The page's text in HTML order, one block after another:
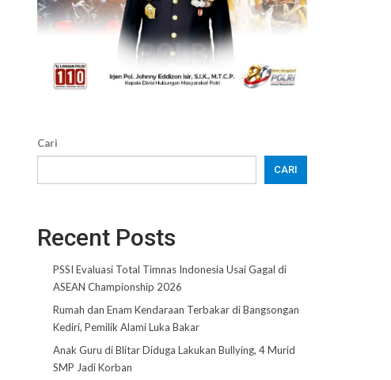
Cari
CARI
Recent Posts
PSSI Evaluasi Total Timnas Indonesia Usai Gagal di
ASEAN Championship 2026
Rumah dan Enam Kendaraan Terbakar di Bangsongan
Kediri, Pemilik Alami Luka Bakar
Anak Guru di Blitar Diduga Lakukan Bullying, 4 Murid
SMP Jadi Korban